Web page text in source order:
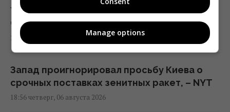
Украина ставит Путина на предвыборные
часы, - Newsweek
23:07 четверг, 06 августа 2026
Запад проигнорировал просьбу Киева о
срочных поставках зенитных ракет, – NYT
18:56 четверг, 06 августа 2026
Manage options